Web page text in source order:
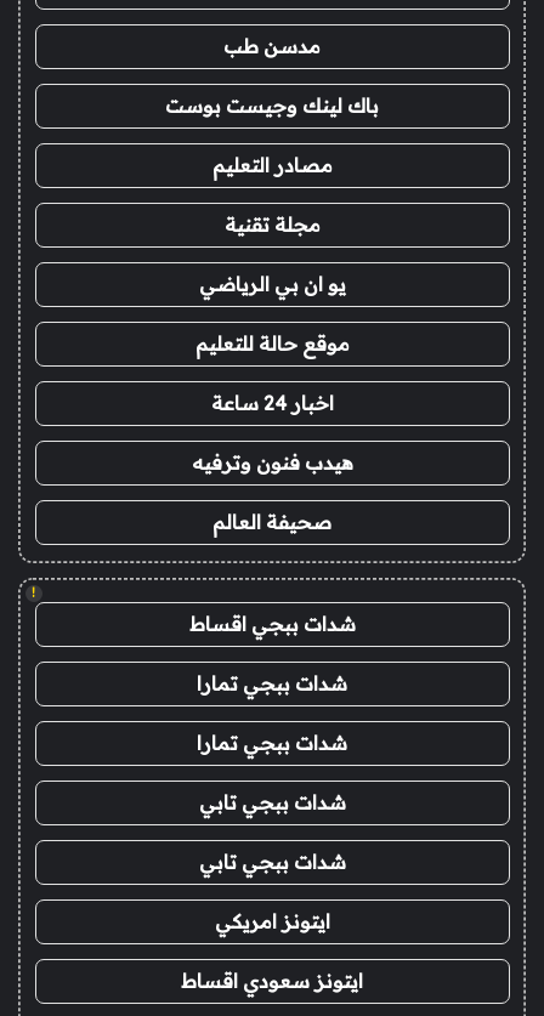
مدسن طب
باك لينك وجيست بوست
مصادر التعليم
مجلة تقنية
يو ان بي الرياضي
موقع حالة للتعليم
اخبار 24 ساعة
هيدب فنون وترفيه
صحيفة العالم
!
شدات ببجي اقساط
شدات ببجي تمارا
شدات ببجي تمارا
شدات ببجي تابي
شدات ببجي تابي
ايتونز امريكي
ايتونز سعودي اقساط